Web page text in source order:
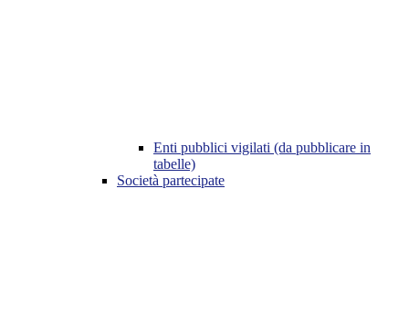
Enti pubblici vigilati (da pubblicare in
tabelle)
Società partecipate